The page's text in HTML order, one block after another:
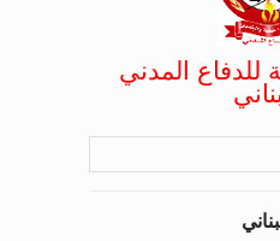
للدفاع المدني